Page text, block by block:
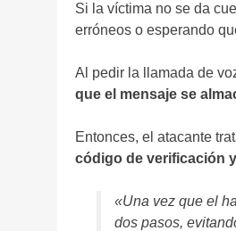
Si la víctima no se da
erróneos o esperando
Al pedir la llamada de
que el mensaje se
Entonces, el atacante
código de verificación
«Una vez que el
dos pasos,